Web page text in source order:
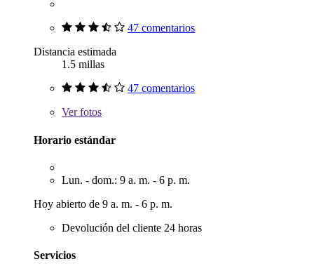
47 comentarios
Distancia estimada
1.5 millas
47 comentarios
Verfotos
Horario estándar
Lun. - dom.: 9 a. m. - 6 p. m.
Hoy abierto de 9 a. m. - 6 p. m.
Devolución del cliente 24 horas
Servicios